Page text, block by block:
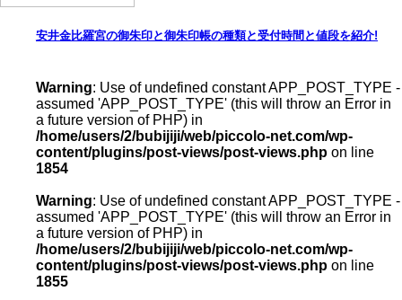
安井金比羅宮の御朱印と御朱印帳の種類と受付時間と値段を紹介!
Warning: Use of undefined constant APP_POST_TYPE -
assumed 'APP_POST_TYPE' (this will throw an Error in
a future version of PHP) in
/home/users/2/bubijiji/web/piccolo-net.com/wp-
content/plugins/post-views/post-views.php on line
1854
Warning: Use of undefined constant APP_POST_TYPE -
assumed 'APP_POST_TYPE' (this will throw an Error in
a future version of PHP) in
/home/users/2/bubijiji/web/piccolo-net.com/wp-
content/plugins/post-views/post-views.php on line
1855